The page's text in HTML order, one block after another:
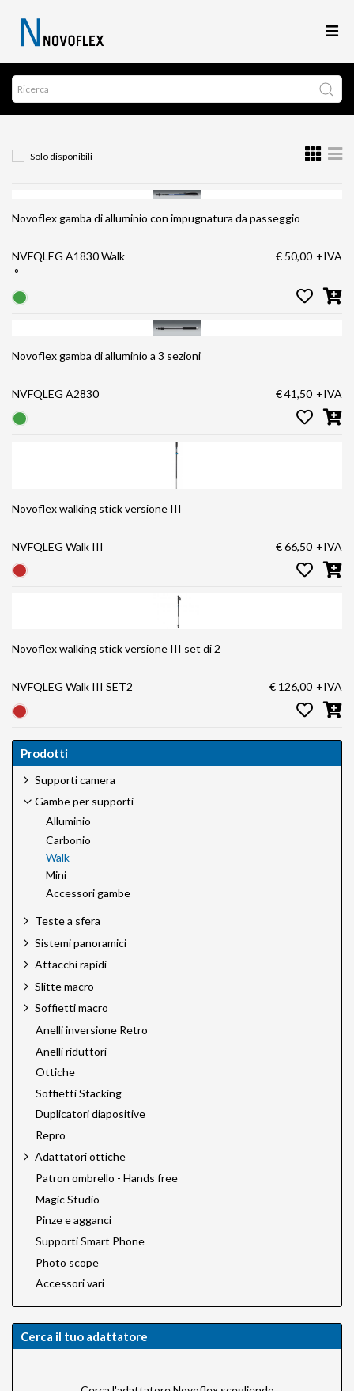
Solo disponibili
Novoflex gamba di alluminio con impugnatura da passeggio
NVFQLEG A1830 Walk
°
€ 50,00 +IVA
Novoflex gamba di alluminio a 3 sezioni
NVFQLEG A2830 € 41,50 +IVA
Novoflex walking stick versione III
NVFQLEG Walk III € 66,50 +IVA
Novoflex walking stick versione III set di 2
NVFQLEG Walk III SET2 € 126,00 +IVA
Prodotti
Supporti camera
Gambe per supporti
Alluminio
Carbonio
Walk
Mini
Accessori gambe
Teste a sfera
Sistemi panoramici
Attacchi rapidi
Slitte macro
Soffietti macro
Anelli inversione Retro
Anelli riduttori
Ottiche
Soffietti Stacking
Duplicatori diapositive
Repro
Adattatori ottiche
Patron ombrello - Hands free
Magic Studio
Pinze e agganci
Supporti Smart Phone
Photo scope
Accessori vari
Cerca il tuo adattatore